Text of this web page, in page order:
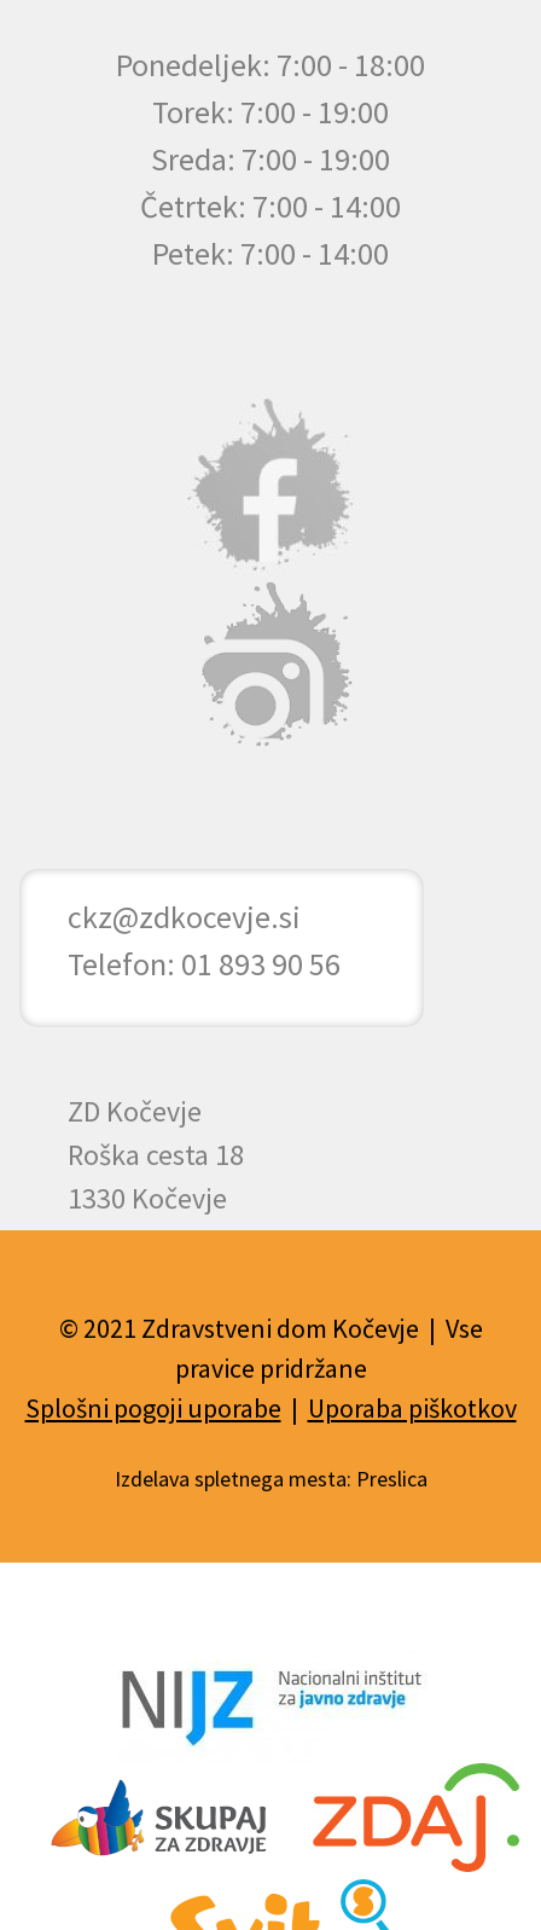
Ponedeljek: 7:00 - 18:00
Torek: 7:00 - 19:00
Sreda: 7:00 - 19:00
Četrtek: 7:00 - 14:00
Petek: 7:00 - 14:00
ckz@zdkocevje.si
Telefon: 01 893 90 56
ZD Kočevje
Roška cesta 18
1330 Kočevje
© 2021 Zdravstveni dom Kočevje | Vse
pravice pridržane
Splošni pogoji uporabe | Uporaba piškotkov
Izdelava spletnega mesta: Preslica